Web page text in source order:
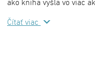
ako kniha vyšla vo viac
jazyku, a preto sa môže
prílohu s rodinnou
Čítať viac